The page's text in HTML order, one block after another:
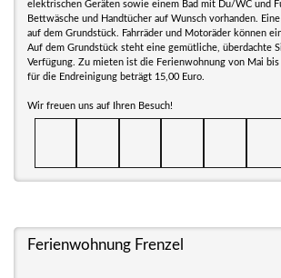
elektrischen Geräten sowie einem Bad mit Du/WC und
Bettwäsche und Handtücher auf Wunsch vorhanden.
auf dem Grundstück. Fahrräder und Motoräder können
Auf dem Grundstück steht eine gemütliche, überdachte
Verfügung. Zu mieten ist die Ferienwohnung von Mai
für die Endreinigung beträgt 15,00 Euro.
Wir freuen uns auf Ihren Besuch!
Ferienwohnung Frenzel